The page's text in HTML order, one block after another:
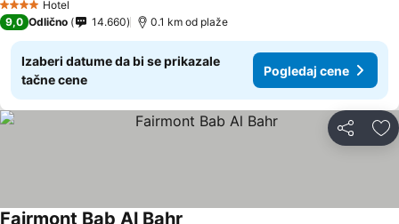
4 ZvezdiceHotel
9,0 Odlično 14.660 0.1 km od plaže
Izaberi datume da bi se prikazale
tačne cene
Pogledaj cene
Deli
Fairmont Bab Al Bahr